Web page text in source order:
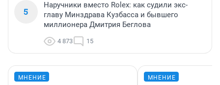
5
Наручники вместо Rolex: как судили экс-
главу Минздрава Кузбасса и бывшего
миллионера Дмитрия Беглова
4 873 15
МНЕНИЕ МНЕНИЕ